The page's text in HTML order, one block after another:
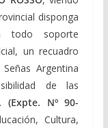
disponga
todo soporte
un recuadro
Argentina
de las
(Expte. Nº 90-
Cultura,